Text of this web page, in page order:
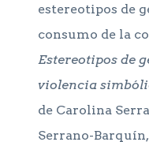
estereotipos de
consumo de la
Estereotipos de
violencia
de Carolina
Serrano-